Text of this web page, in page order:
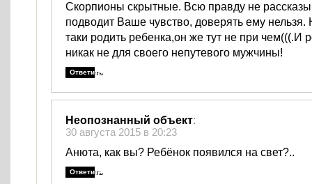
Скорпионы скрытные. Всю правду не
подводит Ваше чувство, доверять ему
таки родить ребенка,он же тут не при чем(((.И
никак не для своего непутевого мужчины!
Ответить
Неопознанный объект:
30 августа 2015 в 20:23
Анюта, как вы? Ребёнок появился на свет?..
Ответить